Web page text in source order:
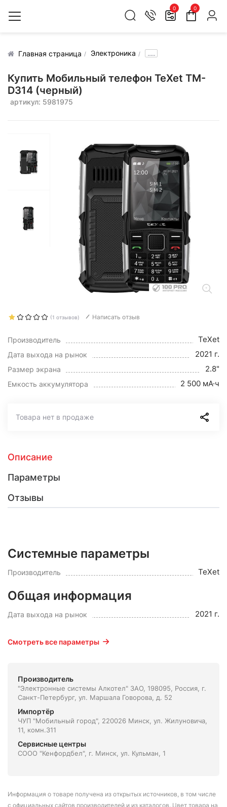
0 0
Главная страница Электроника .....
Купить Мобильный телефон TeXet TM-
D314 (черный)
артикул: 5981975
(1 отзывов) Написать отзыв
Производитель TeXet
Дата выхода на рынок 2021 г.
Размер экрана 2.8"
Емкость аккумулятора 2 500 мА·ч
Товара нет в продаже
Описание
Параметры
Отзывы
Системные параметры
Производитель TeXet
Общая информация
Дата выхода на рынок 2021 г.
Смотреть все параметры
Производитель
"Электронные системы Алкотел" ЗАО, 198095, Россия, г.
Санкт-Петербург, ул. Маршала Говорова, д. 52
Импортёр
ЧУП "Мобильный город", 220026 Минск, ул. Жилуновича,
11, комн.311
Сервисные центры
СООО "Кенфордбел", г. Минск, ул. Кульман, 1
Информация о товаре получена из открытых источников, в том числе
с официальных сайтов производителей и из каталогов. Цвет товара на